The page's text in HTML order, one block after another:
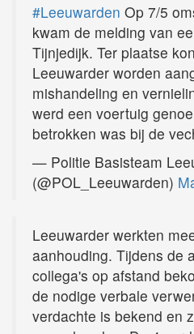
#Leeuwarden Op 7/5
kwam de melding van
Tijnjedijk. Ter plaatse
Leeuwarder worden
mishandeling en
werd een voertuig
betrokken was bij de
— Politie Basisteam
(@POL_Leeuwarden)
Leeuwarder werkten
aanhouding. Tijdens de
collega's op afstand
de nodige verbale
verdachte is bekend en